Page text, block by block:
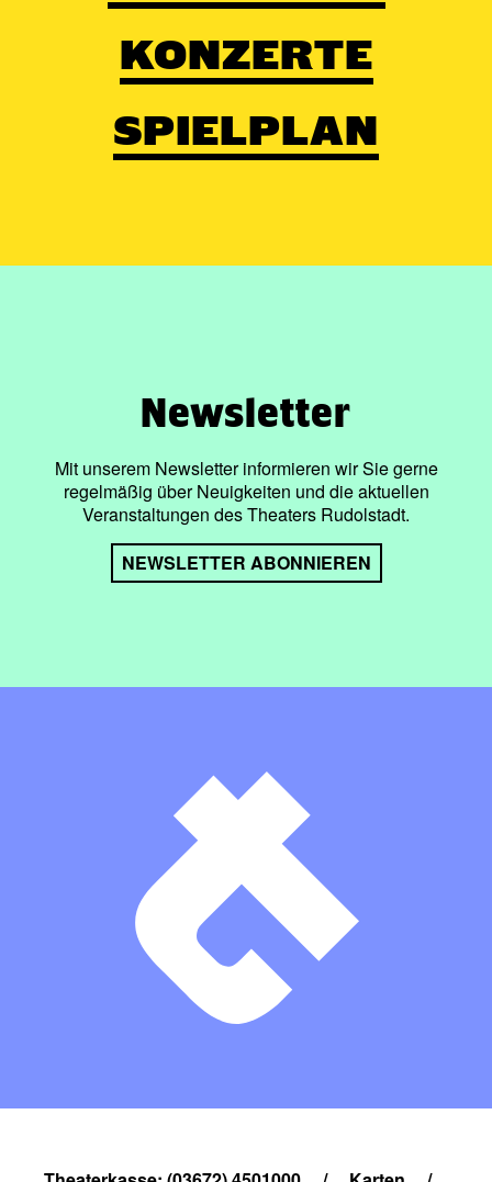
KONZERTE
SPIELPLAN
Newsletter
Mit unserem Newsletter informieren wir Sie gerne
regelmäßig über Neuigkeiten und die aktuellen
Veranstaltungen des Theaters Rudolstadt.
NEWSLETTER ABONNIEREN